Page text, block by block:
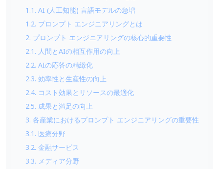
1.1. AI (人工知能) 言語モデルの急増
1.2. プロンプト エンジニアリングとは
2. プロンプト エンジニアリングの核心的重要性
2.1. 人間とAIの相互作用の向上
2.2. AIの応答の精緻化
2.3. 効率性と生産性の向上
2.4. コスト効果とリソースの最適化
2.5. 成果と満足の向上
3. 各産業におけるプロンプト エンジニアリングの重要性
3.1. 医療分野
3.2. 金融サービス
3.3. メディア分野